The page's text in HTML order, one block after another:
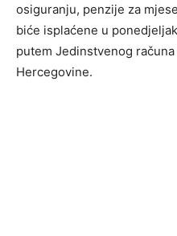
osiguranju, penzije za
biće isplaćene u
putem Jedinstvenog
Hercegovine.